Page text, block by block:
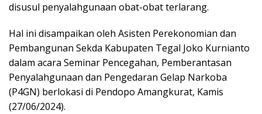
disusul penyalahgunaan obat-obat terlarang.
Hal ini disampaikan oleh Asisten Perekonomian dan
Pembangunan Sekda Kabupaten Tegal Joko Kurnianto
dalam acara Seminar Pencegahan, Pemberantasan
Penyalahgunaan dan Pengedaran Gelap Narkoba
(P4GN) berlokasi di Pendopo Amangkurat, Kamis
(27/06/2024).